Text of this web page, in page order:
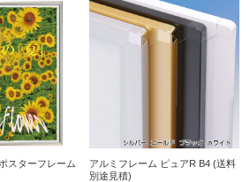
スターフレーム
アルミフレーム ピュアR B4 (送料
別途見積)